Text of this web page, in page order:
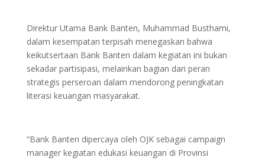
Direktur Utama Bank Banten, Muhammad Busthami,
dalam kesempatan terpisah menegaskan bahwa
keikutsertaan Bank Banten dalam kegiatan ini bukan
sekadar partisipasi, melainkan bagian dari peran
strategis perseroan dalam mendorong peningkatan
literasi keuangan masyarakat.
“Bank Banten dipercaya oleh OJK sebagai campaign
manager kegiatan edukasi keuangan di Provinsi